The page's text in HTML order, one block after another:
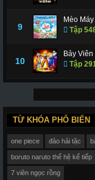
9
Mèo
Tập
10
Bảy
Tập
TỪ KHÓA PHỔ BIẾN
one piece đảo hải tặc
boruto naruto thế hệ kế tiếp
7 viên ngọc rồng